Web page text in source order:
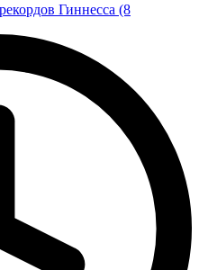
Гиннесса (8